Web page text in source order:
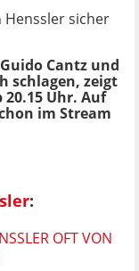
Henssler sicher
Cantz und
schlagen, zeigt
Uhr. Auf
im Stream
:
OFT VON